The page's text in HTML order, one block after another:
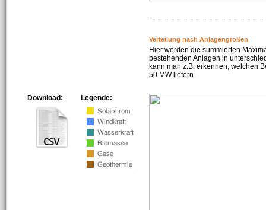
Verteilung nach Anlagengrößen
Hier werden die summierten
bestehenden Anlagen in
kann man z.B. erkennen, welchen
50 MW liefern.
Legende:
Download: